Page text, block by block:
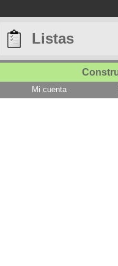
Listas
Mi cuenta